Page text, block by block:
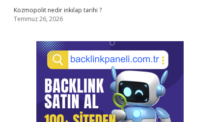
Kozmopolit nedir inkılap tarihi ?
Temmuz 26, 2026